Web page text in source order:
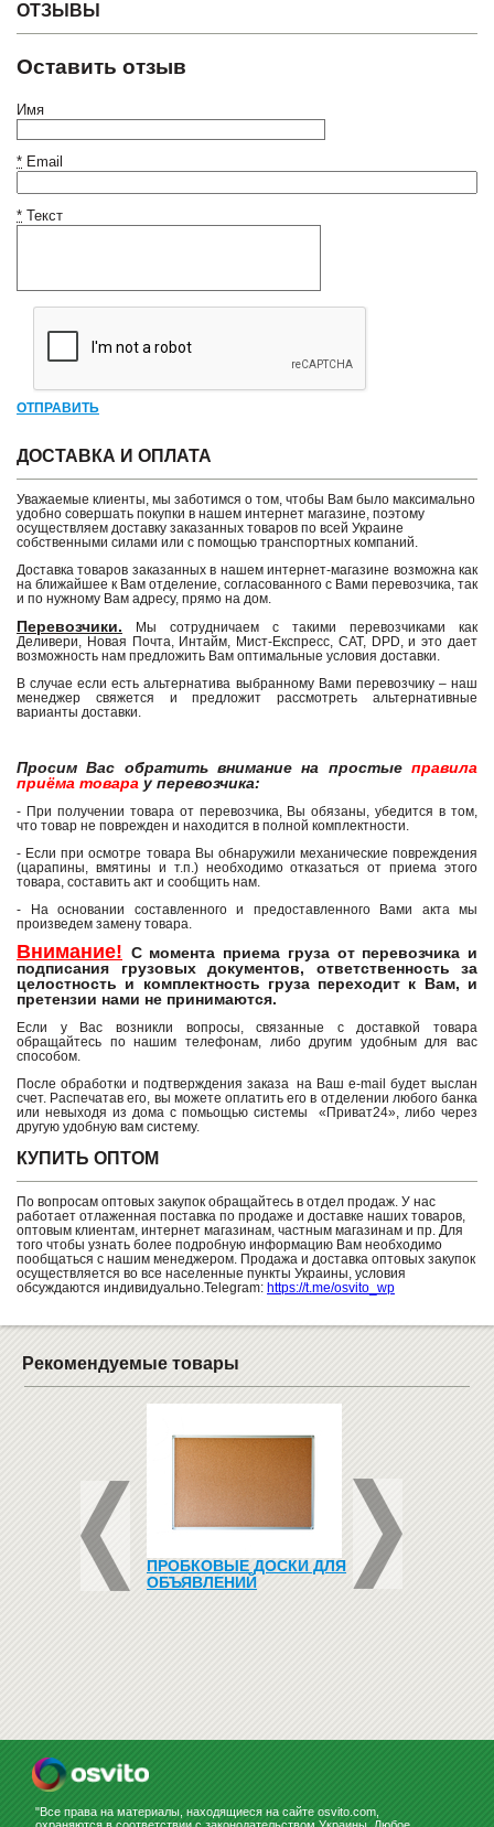
ОТЗЫВЫ
Оставить отзыв
Имя
* Email
* Текст
ОТПРАВИТЬ
ДОСТАВКА И ОПЛАТА
Уважаемые клиенты, мы заботимся о том, чтобы Вам было максимально
удобно совершать покупки в нашем интернет магазине, поэтому
осуществляем доставку заказанных товаров по всей Украине
собственными силами или с помощью транспортных компаний.
Доставка товаров заказанных в нашем интернет-магазине возможна как
на ближайшее к Вам отделение, согласованного с Вами перевозчика, так
и по нужному Вам адресу, прямо на дом.
Перевозчики. Мы сотрудничаем с такими перевозчиками как
Деливери, Новая Почта, Интайм, Мист-Експресс, САТ, DPD, и это дает
возможность нам предложить Вам оптимальные условия доставки.
В случае если есть альтернатива выбранному Вами перевозчику – наш
менеджер свяжется и предложит рассмотреть альтернативные
варианты доставки.
Просим Вас обратить внимание на простые правила
приёма товара у перевозчика:
- При получении товара от перевозчика, Вы обязаны, убедится в том,
что товар не поврежден и находится в полной комплектности.
- Если при осмотре товара Вы обнаружили механические повреждения
(царапины, вмятины и т.п.) необходимо отказаться от приема этого
товара, составить акт и сообщить нам.
- На основании составленного и предоставленного Вами акта мы
произведем замену товара.
Внимание! С момента приема груза от перевозчика и
подписания грузовых документов, ответственность за
целостность и комплектность груза переходит к Вам, и
претензии нами не принимаются.
Если у Вас возникли вопросы, связанные с доставкой товара
обращайтесь по нашим телефонам, либо другим удобным для вас
способом.
После обработки и подтверждения заказа на Ваш e-mail будет выслан
счет. Распечатав его, вы можете оплатить его в отделении любого банка
или невыходя из дома с помьощью системы «Приват24», либо через
другую удобную вам систему.
КУПИТЬ ОПТОМ
По вопросам оптовых закупок обращайтесь в отдел продаж. У нас
работает отлаженная поставка по продаже и доставке наших товаров,
оптовым клиентам, интернет магазинам, частным магазинам и пр. Для
того чтобы узнать более подробную информацию Вам необходимо
пообщаться с нашим менеджером. Продажа и доставка оптовых закупок
осуществляется во все населенные пункты Украины, условия
обсуждаются индивидуально.Telegram: https://t.me/osvito_wp
Рекомендуемые товары
ПРОБКОВЫЕ ДОСКИ ДЛЯ
ОБЪЯВЛЕНИЙ
ФЛИПЧАРТ ДЛЯ
МАРКЕРА НА
"Все права на материалы, находящиеся на сайте osvito.com,